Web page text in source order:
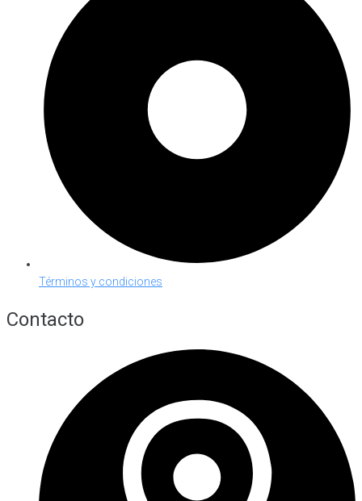
Términos y condiciones
Contacto